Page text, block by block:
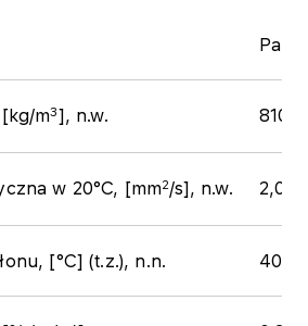
m3], n.w. ​810,0
w 20°C, [mm2/s], n.w. ​2,0
[°C] (t.z.), n.n.​ ​40